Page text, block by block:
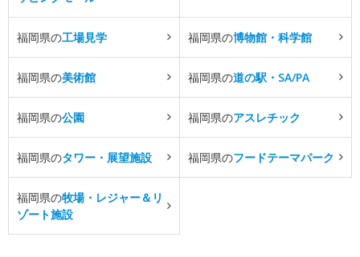
福岡県の工場見学 福岡県の博物館・科学館
福岡県の美術館 福岡県の道の駅・SA/PA
福岡県の公園 福岡県のアスレチック
福岡県のタワー・展望施設 福岡県のフードテーマパーク
福岡県の牧場・レジャー＆リ
ゾート施設